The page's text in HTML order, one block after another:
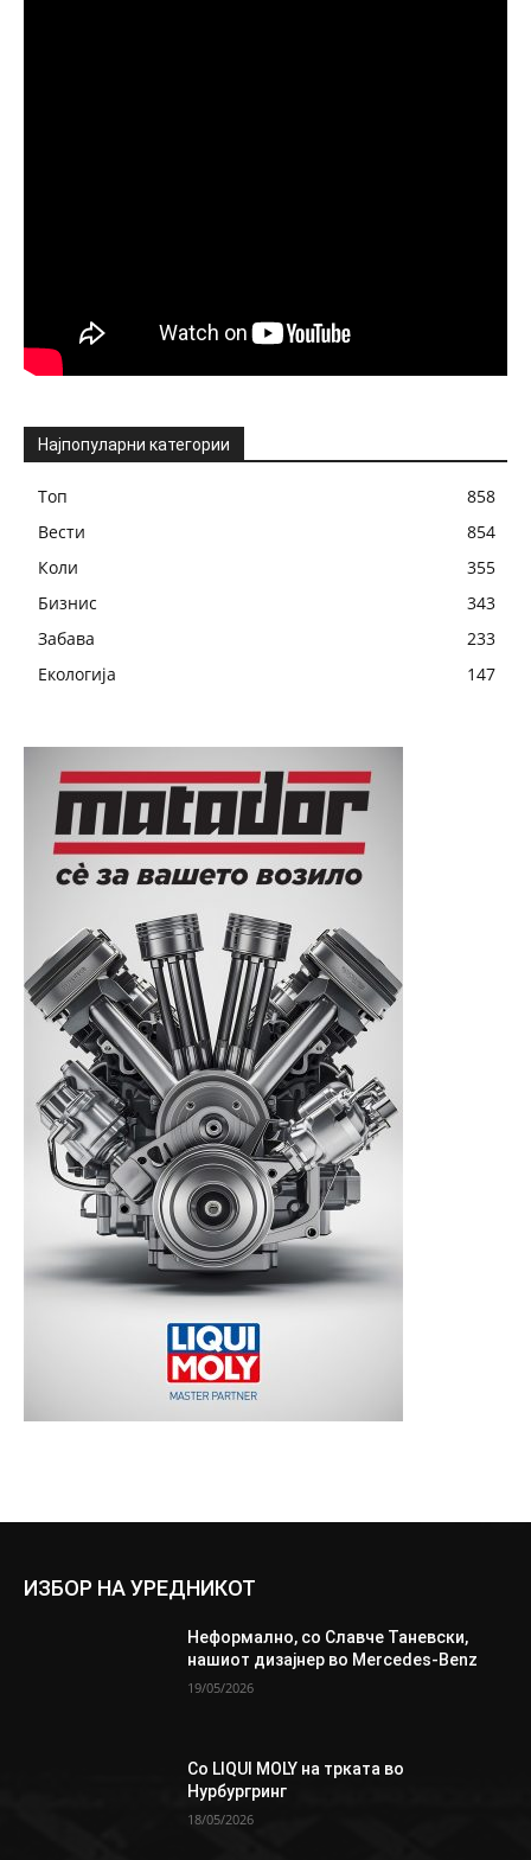
Најпопуларни категории
Топ
858
Вести
854
Коли
355
Бизнис
343
Забава
233
Екологија
147
ИЗБОР НА УРЕДНИКОТ
Неформално, со Славче Таневски,
нашиот дизајнер во Mercedes-Benz
19/05/2026
Со LIQUI MOLY на трката во
Нурбургринг
18/05/2026